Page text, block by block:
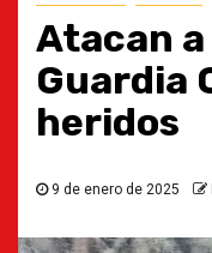
Atacan
Guardia
heridos
9 de enero de 2025